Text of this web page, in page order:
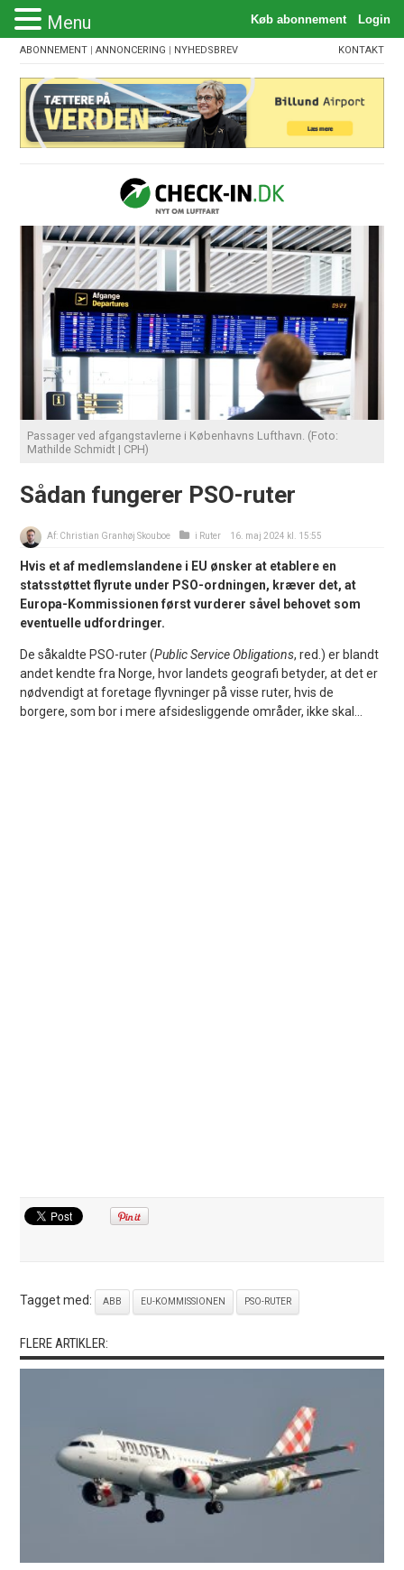
ABONNEMENT |ANNONCERING | NYHEDSBREV KONTAKT
Passager ved afgangstavlerne i Københavns Lufthavn. (Foto:
Mathilde Schmidt | CPH)
Sådan fungerer PSO-ruter
Af: Christian Granhøj Skouboe i Ruter 16. maj 2024 kl. 15:55
Hvis et af medlemslandene i EU ønsker at etablere en
statsstøttet flyrute under PSO-ordningen, kræver det, at
Europa-Kommissionen først vurderer såvel behovet som
eventuelle udfordringer.
De såkaldte PSO-ruter (Public Service Obligations, red.) er blandt
andet kendte fra Norge, hvor landets geografi betyder, at det er
nødvendigt at foretage flyvninger på visse ruter, hvis de
borgere, som bor i mere afsidesliggende områder, ikke skal...
Tagget med: ABB EU-KOMMISSIONEN PSO-RUTER
FLERE ARTIKLER:
Menu